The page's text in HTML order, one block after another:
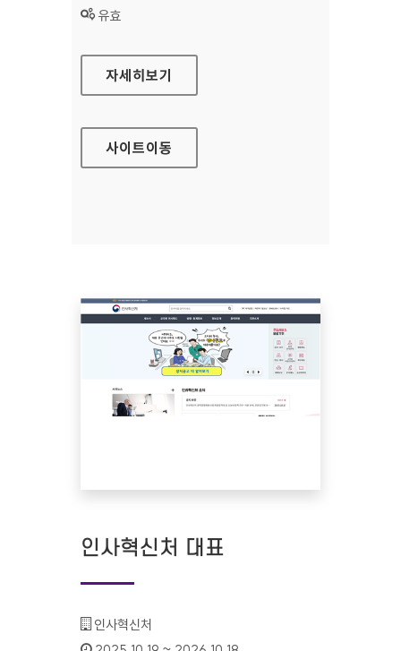
상태 :
유효
문화체육관광부 I-나루
자세히보기
사이트이동
인사혁신처 대표
기관명 :
인사혁신처